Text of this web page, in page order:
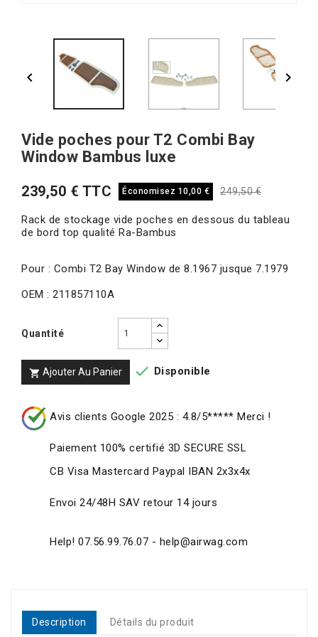
 
Vide poches pour T2 Combi Bay
Window Bambus luxe
239,50 € TTC Économisez 10,00 € 249,50 €
Rack de stockage vide poches en dessous du tableau
de bord top qualité Ra-Bambus
Pour : Combi T2 Bay Window de 8.1967 jusque 7.1979
OEM : 211857110A
Quantité
 Ajouter Au Panier  Disponible
Avis clients Google 2025 : 4.8/5***** Merci !
Paiement 100% certifié 3D SECURE SSL
CB Visa Mastercard Paypal IBAN 2x3x4x
Envoi 24/48H SAV retour 14 jours
Help! 07.56.99.76.07 - help@airwag.com
Description Détails du produit